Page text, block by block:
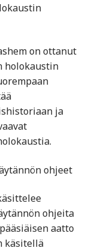
on ottanut
holokaustin
ja
ohjeet
ohjeita
aatto
käsitellä